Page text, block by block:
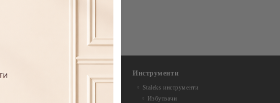
Инструменти
Staleks инструменти
Избутвачи